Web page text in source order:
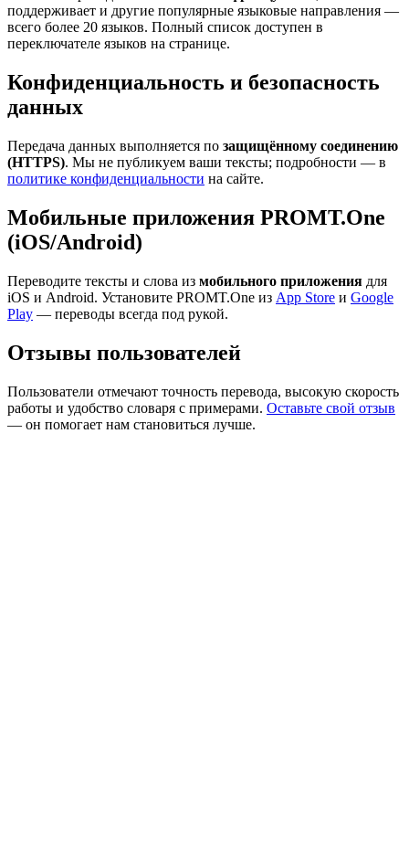
поддерживает и другие популярные языковые направления —
всего более 20 языков. Полный список доступен в
переключателе языков на странице.
Конфиденциальность и безопасность
данных
Передача данных выполняется по защищённому соединению
(HTTPS). Мы не публикуем ваши тексты; подробности — в
политике конфиденциальности на сайте.
Мобильные приложения PROMT.One
(iOS/Android)
Переводите тексты и слова из мобильного приложения для
iOS и Android. Установите PROMT.One из App Store и Google
Play — переводы всегда под рукой.
Отзывы пользователей
Пользователи отмечают точность перевода, высокую скорость
работы и удобство словаря с примерами. Оставьте свой отзыв
— он помогает нам становиться лучше.